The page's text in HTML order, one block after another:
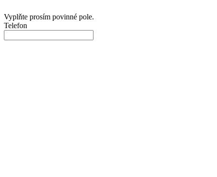
Vyplňte prosím povinné pole.
Telefon